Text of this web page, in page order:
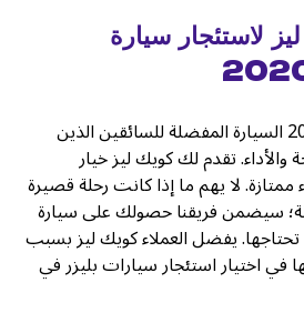
لاستئجار سيارة
تعتبر شيفروليه بليزر 2020 السيارة المفضلة للسائقين الذين
والأداء. تقدم لك كويك ليز خيار
لا يهم ما إذا كانت رحلة قصيرة
سيضمن فريقنا حصولك على سيارة
يفضل العملاء كويك ليز بسبب
في اختيار استئجار سيارات بليزر في